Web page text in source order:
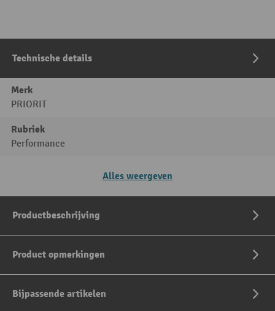
Technische details
Merk
PRIORIT
Rubriek
Performance
Alles weergeven
Productbeschrijving
Product opmerkingen
Bijpassende artikelen